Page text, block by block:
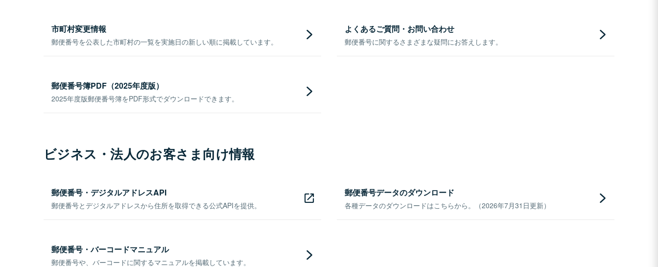
市町村変更情報
郵便番号を公表した市町村の一覧を実施日の新しい順に掲載しています。
よくあるご質問・お問い合わせ
郵便番号に関するさまざまな疑問にお答えします。
郵便番号簿PDF（2025年度版）
2025年度版郵便番号簿をPDF形式でダウンロードできます。
ビジネス・法人のお客さま向け情報
郵便番号・デジタルアドレスAPI
郵便番号とデジタルアドレスから住所を取得できる公式APIを提供。
郵便番号データのダウンロード
各種データのダウンロードはこちらから。（2026年7月31日更新）
郵便番号・バーコードマニュアル
郵便番号や、バーコードに関するマニュアルを掲載しています。